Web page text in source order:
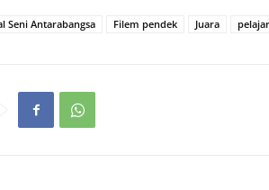
Seni Antarabangsa Filem pendek Juara